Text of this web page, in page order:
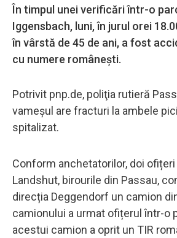
În timpul unei verificări într-o
Iggensbach, luni, în jurul orei
în vârstă de 45 de ani, a fost
cu numere românești.
Potrivit pnp.de, poliţia rutieră
vameşul are fracturi la ambele
spitalizat.
Conform anchetatorilor, doi ofițeri
Landshut, birourile din Passau,
direcția Deggendorf un camion
camionului a urmat ofițerul într-o
acestui camion a oprit un TIR